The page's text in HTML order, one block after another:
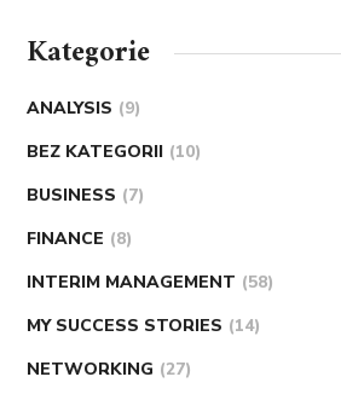
Kategorie
ANALYSIS (9)
BEZ KATEGORII (10)
BUSINESS (7)
FINANCE (8)
INTERIM MANAGEMENT (58)
MY SUCCESS STORIES (14)
NETWORKING (27)